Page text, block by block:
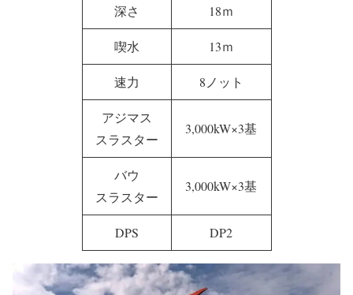
(旋回)3,500トン
長さ 203ｍ
幅 50ｍ
深さ
喫水 13ｍ
速力 8ノット
スラスター
3,000kW×3基
バウ